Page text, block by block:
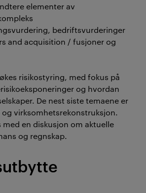
elementer av
bedriftsvurderinger
and acquisition / fusjoner og
risikostyring, med fokus på
og hvordan
De nest siste temaene er
virksomhetsrekonstruksjon.
med en diskusjon om aktuelle
og regnskap.